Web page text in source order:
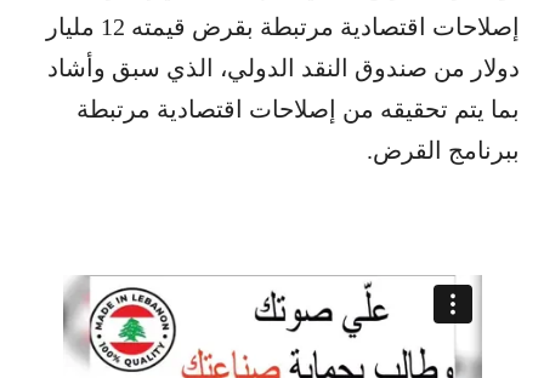
إصلاحات اقتصادية مرتبطة بقرض قيمته 12 مليار
دولار من صندوق النقد الدولي، الذي سبق وأشاد
بما يتم تحقيقه من إصلاحات اقتصادية مرتبطة
ببرنامج القرض.